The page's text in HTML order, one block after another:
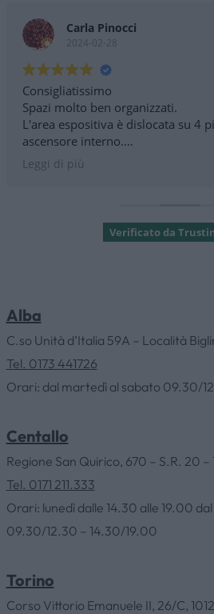
AZIENDA
Carla Pinocci
2024-02-28
Consigliatissimo
Spazi molto ben organizzati.
L'area espositiva è dislocata su 4
ascensore interno.
Personale disponibile e competente.
Parcheggi esterni dedicati .
Leggi di più
Verificato da
Alba
C.so Unità d’Italia 59A – Località
Tel. 0173 441726
Orari: dal martedì al sabato 09.30/
Centallo
Regione San Quirico, 670 – S.R. 20
Tel. 0171 211.333
Orari: lunedì dalle 14.30 alle 19.00
09.30/12.30 – 14.30/19.00
Torino
Corso Vittorio Emanuele II, 26/C,